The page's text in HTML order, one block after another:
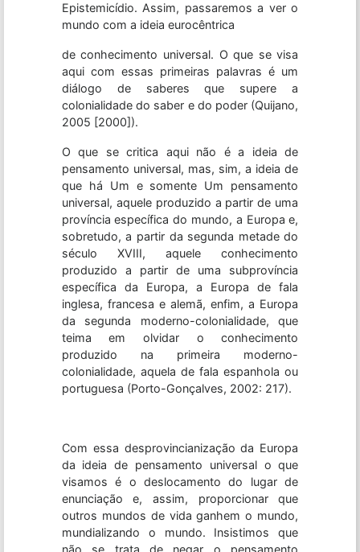
Epistemicídio. Assim, passaremos a ver o
mundo com a ideia eurocêntrica
de conhecimento universal. O que se visa
aqui com essas primeiras palavras é um
diálogo de saberes que supere a
colonialidade do saber e do poder (Quijano,
2005 [2000]).
O que se critica aqui não é a ideia de
pensamento universal, mas, sim, a ideia de
que há Um e somente Um pensamento
universal, aquele produzido a partir de uma
província específica do mundo, a Europa e,
sobretudo, a partir da segunda metade do
século XVIII, aquele conhecimento
produzido a partir de uma subprovíncia
específica da Europa, a Europa de fala
inglesa, francesa e alemã, enfim, a Europa
da segunda moderno-colonialidade, que
teima em olvidar o conhecimento
produzido na primeira moderno-
colonialidade, aquela de fala espanhola ou
portuguesa (Porto-Gonçalves, 2002: 217).
Com essa desprovincianização da Europa
da ideia de pensamento universal o que
visamos é o deslocamento do lugar de
enunciação e, assim, proporcionar que
outros mundos de vida ganhem o mundo,
mundializando o mundo. Insistimos que